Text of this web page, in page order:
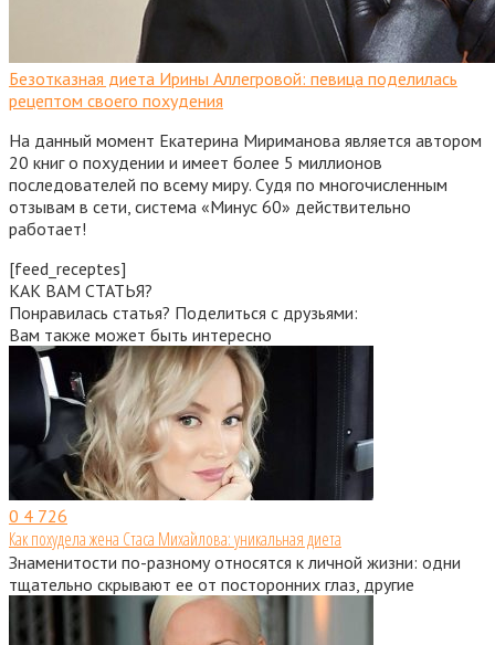
Безотказная диета Ирины Аллегровой: певица поделилась
рецептом своего похудения
На данный момент Екатерина Мириманова является автором
20 книг о похудении и имеет более 5 миллионов
последователей по всему миру. Судя по многочисленным
отзывам в сети, система «Минус 60» действительно
работает!
[feed_receptes]
КАК ВАМ СТАТЬЯ?
Понравилась статья? Поделиться с друзьями:
Вам также может быть интересно
0 4 726
Как похудела жена Стаса Михайлова: уникальная диета
Знаменитости по-разному относятся к личной жизни: одни
тщательно скрывают ее от посторонних глаз, другие